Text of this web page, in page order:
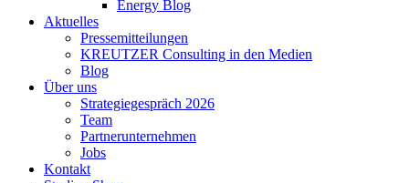
Energy Blog
Aktuelles
Pressemitteilungen
KREUTZER Consulting in den Medien
Blog
Über uns
Strategiegespräch 2026
Team
Partnerunternehmen
Jobs
Kontakt